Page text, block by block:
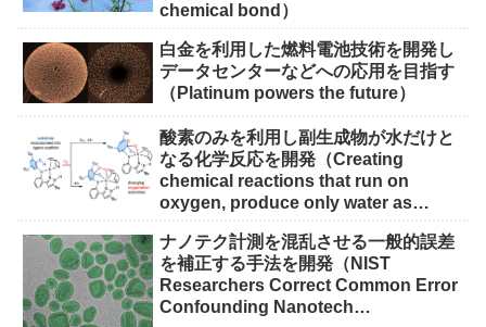
chemical bond）
白金を利用した燃料電池技術を開発し
データセンターなどへの応用を目指す
（Platinum powers the future）
酸素のみを利用し副生成物が水だけと
なる化学反応を開発（Creating
chemical reactions that run on
oxygen, produce only water as
ナノテク計測を混乱させる一般的誤差
を補正する手法を開発（NIST
Researchers Correct Common Error
Confounding Nanotech